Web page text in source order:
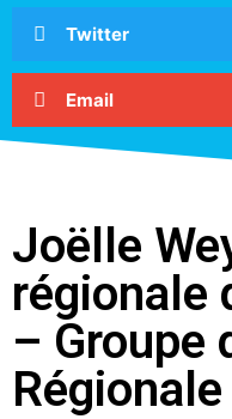
Twitter
Email
Joëlle
régionale
– Groupe
Régionale